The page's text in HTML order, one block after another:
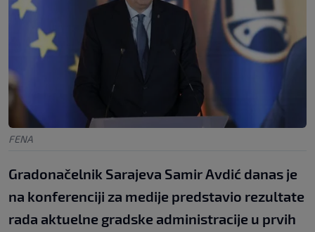
FENA
Gradonačelnik Sarajeva Samir Avdić danas je
na konferenciji za medije predstavio rezultate
rada aktuelne gradske administracije u prvih